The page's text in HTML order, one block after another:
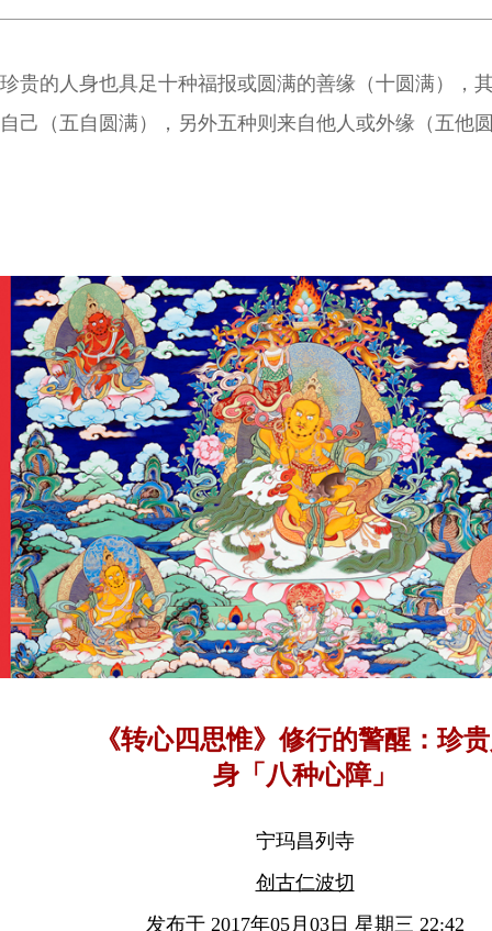
珍贵的人身也具足十种福报或圆满的善缘（十圆满），
自己（五自圆满），另外五种则来自他人或外缘（五他
《转心四思惟》修行的警醒：珍
身「八种心障」
宁玛昌列寺
创古仁波切
发布于 2017年05月03日 星期三 22:42